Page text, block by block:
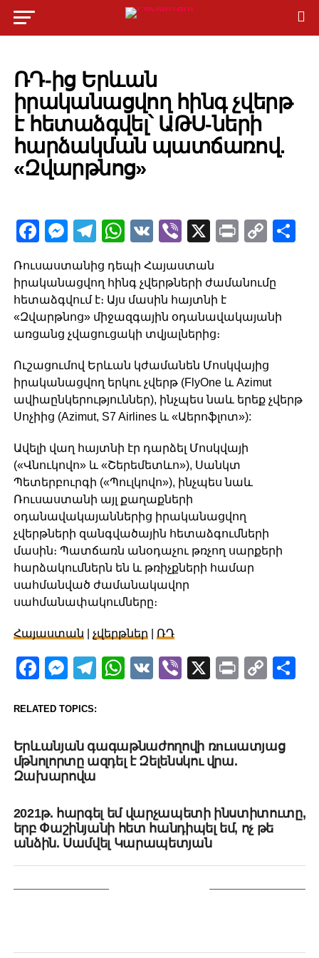
ՌԴ-ից Երևան
իրականացվող հինգ չվերթ
է հետաձգվել՝ ԱԹՍ-ների
հարձակման պատճառով.
«Զվարթնոց»
Facebook
Messenger
Telegram
WhatsApp
VKViber
X PrintCopy
Ռուսաստանից դեպի Հայաստան
իրականացվող հինգ չվերթների ժամանումը
հետաձգվում է։ Այս մասին հայտնի է
«Զվարթնոց» միջազգային օդանավակայանի
առցանց չվացուցակի տվյալներից։
Ուշացումով Երևան կժամանեն Մոսկվայից
իրականացվող երկու չվերթ (FlyOne և Azimut
ավիաընկերություններ), ինչպես նաև երեք չվերթ
Սոչիից (Azimut, S7 Airlines և «Աերոֆլոտ»):
Ավելի վաղ հայտնի էր դարձել Մոսկվայի
(«Վնուկովո» և «Շերեմետևո»), Սանկտ
Պետերբուրգի («Պուլկովո»), ինչպես նաև
Ռուսաստանի այլ քաղաքների
օդանավակայաններից իրականացվող
չվերթների զանգվածային հետաձգումների
մասին։ Պատճառն անօդաչու թռչող սարքերի
հարձակումներն են և թռիչքների համար
սահմանված ժամանակավոր
սահմանափակումները։
Հայաստան չվերթներ ՌԴ
Facebook
Messenger
Telegram
WhatsApp
VKViber
X PrintCopy
RELATED TOPICS:
Երևանյան գագաթնաժողովի ռnւuատյաց
մթնոլորտը ազդել է Զելենսկու վրա.
Զախարովա
2021թ. հարգել եմ վարչապետի ինստիտուտը,
երբ Փաշինյանի հետ հանդիպել եմ, ոչ թե
անձին. Սամվել Կարապետյան